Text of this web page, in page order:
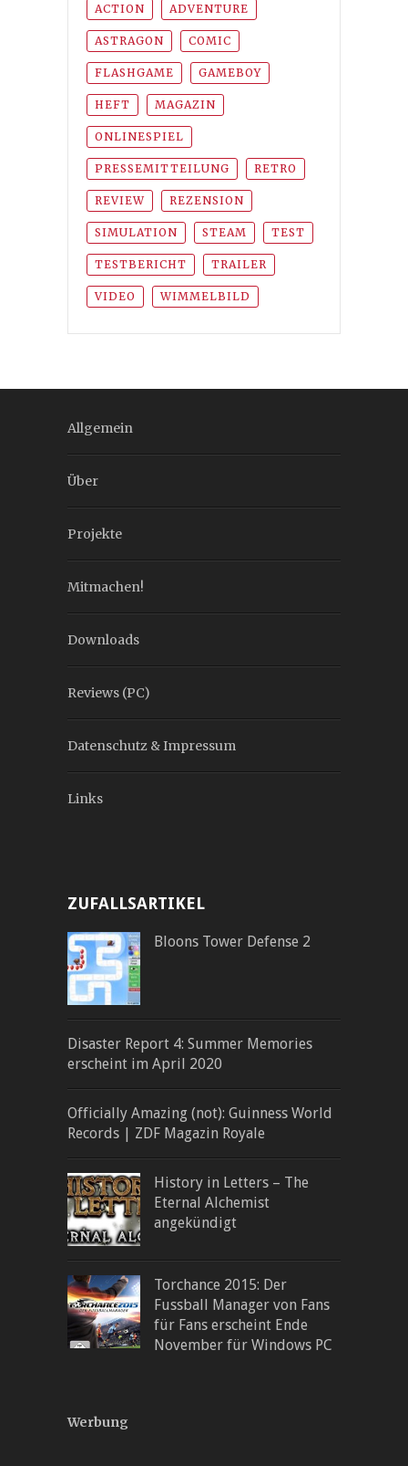
ACTION ADVENTURE
ASTRAGON COMIC
FLASHGAME GAMEBOY
HEFT MAGAZIN
ONLINESPIEL
PRESSEMITTEILUNG RETRO
REVIEW REZENSION
SIMULATION STEAM TEST
TESTBERICHT TRAILER
VIDEO WIMMELBILD
Allgemein
Über
Projekte
Mitmachen!
Downloads
Reviews (PC)
Datenschutz & Impressum
Links
ZUFALLSARTIKEL
Bloons Tower Defense 2
Disaster Report 4: Summer Memories
erscheint im April 2020
Officially Amazing (not): Guinness World
Records | ZDF Magazin Royale
History in Letters – The
Eternal Alchemist
angekündigt
Torchance 2015: Der
Fussball Manager von Fans
für Fans erscheint Ende
November für Windows PC
Werbung